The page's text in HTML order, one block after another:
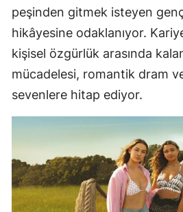
peşinden gitmek isteyen genç
hikâyesine odaklanıyor.
kişisel özgürlük arasında
mücadelesi, romantik dram
sevenlere hitap ediyor.